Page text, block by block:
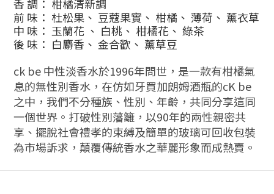
香 調： 柑橘清新調
前 味： 杜松果、 豆蔻果實、 柑橘、 薄荷、 薰衣草
中 味： 玉蘭花 、 白桃、 柑橘花、 綠茶
後 味： 白麝香、 金合歡、 薰草豆
ck be 中性淡香水於1996年問世，是一款有柑橘氣
息的無性別香水，在仿如牙買加朗姆酒瓶的cK be
之中，我們不分種族、性別、年齡，共同分享這同
一個世界。打破性別藩籬，以90年的兩性親密共
享、擺脫社會禮孝的束縛及簡單的玻璃可回收包裝
為市場訴求，顛覆傳統香水之華麗形象而成熱賣。